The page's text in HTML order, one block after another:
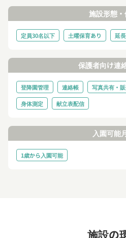
施設形態
定員30名以下 土曜保育あり 延
保護者向け連
登降園管理 連絡帳 写真共有・
身体測定
献立表配信
入園可能
1歳から入園可能
施設の